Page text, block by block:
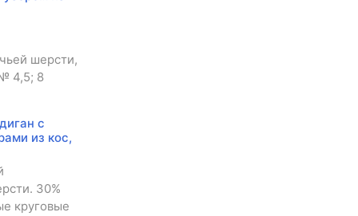
шерсти,
4,5; 8
с
из кос,
30%
круговые